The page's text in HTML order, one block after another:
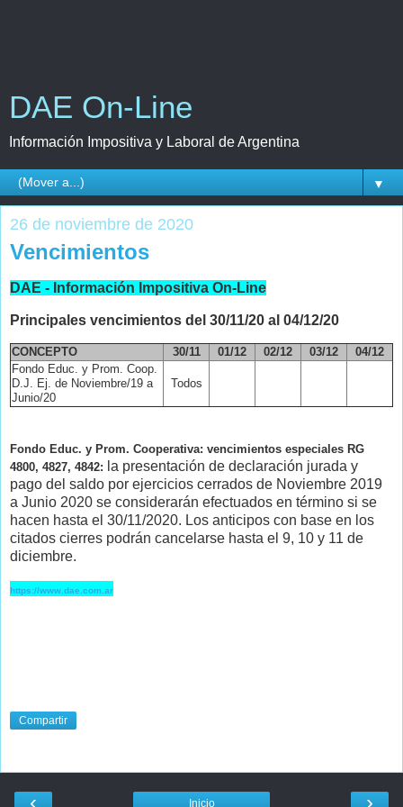
DAE On-Line
Información Impositiva y Laboral de Argentina
▼
26 de noviembre de 2020
Vencimientos
DAE - Información Impositiva On-Line
Principales vencimientos del 30/11/20 al 04/12/20
CONCEPTO 30/11 01/12 02/12 03/12
04/12
Fondo Educ. y Prom. Coop.
D.J. Ej. de Noviembre/19 a
Junio/20
Todos
Fondo Educ. y Prom. Cooperativa: vencimientos especiales RG
4800, 4827, 4842: la presentación de declaración jurada y
pago del saldo por ejercicios cerrados de Noviembre 2019
a Junio 2020 se considerarán efectuados en término si se
hacen hasta el 30/11/2020. Los anticipos con base en los
citados cierres podrán cancelarse hasta el 9, 10 y 11 de
diciembre.
https://www.dae.com.ar
Compartir
Inicio